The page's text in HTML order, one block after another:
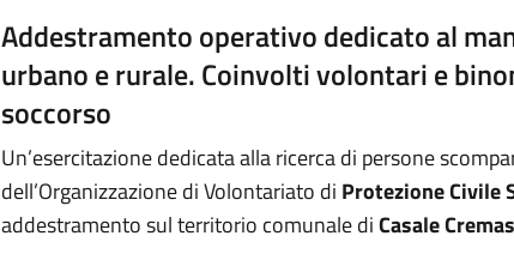
Addestramento operativo dedicato al
urbano e rurale. Coinvolti volontari e
soccorso
Un’esercitazione dedicata alla ricerca di persone
dell’Organizzazione di Volontariato di Protezione Civile
addestramento sul territorio comunale diCasale